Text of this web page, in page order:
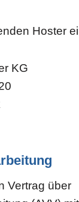
Hoster
KG
Vertrag über